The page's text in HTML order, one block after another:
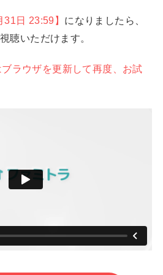
31日 23:59】 になりましたら、
聴いただけます。
ラウザを更新して再度、お試